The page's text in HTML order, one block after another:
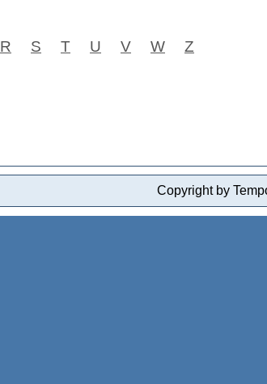
R S T U V W Z
Copyright by